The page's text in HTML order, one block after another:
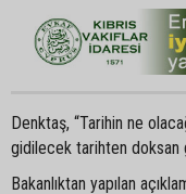
Denktaş, “Tarihin ne
gidilecek tarihten doksan
Bakanlıktan yapılan